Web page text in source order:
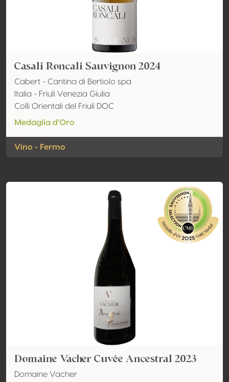
Casali Roncali Sauvignon 2024
Cabert - Cantina di Bertiolo spa
Italia - Friuli Venezia Giulia
Colli Orientali del Friuli DOC
Medaglia d'Oro
Vino - Fermo
Domaine Vacher Cuvée Ancestral 2023
Domaine Vacher